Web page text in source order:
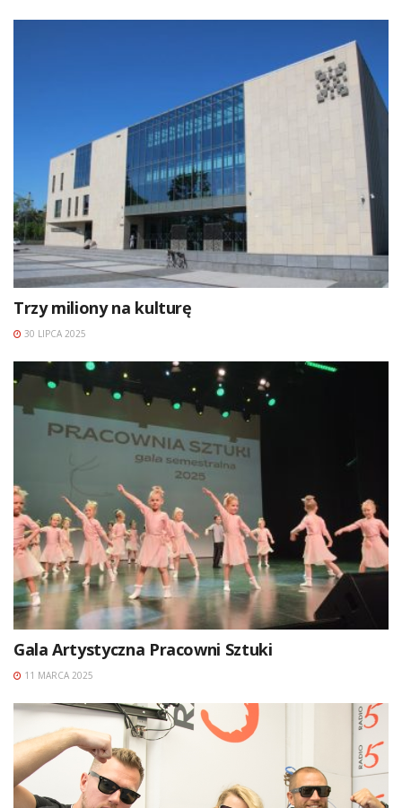
Trzy miliony na kulturę
30 LIPCA 2025
Gala Artystyczna Pracowni Sztuki
11 MARCA 2025